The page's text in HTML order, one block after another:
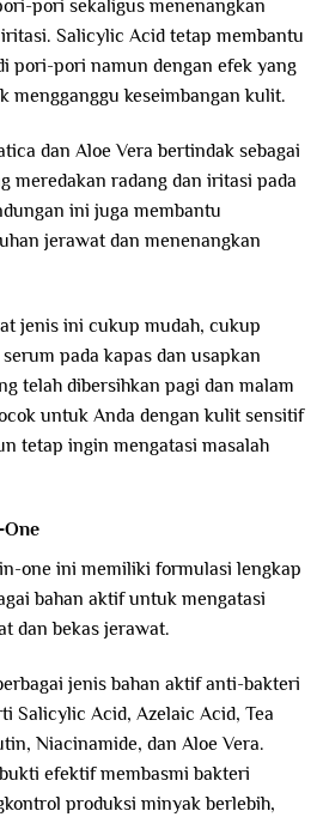
pori sekaligus menenangkan
Salicylic Acid tetap membantu
pori-pori namun dengan efek yang
mengganggu keseimbangan kulit.
dan Aloe Vera bertindak sebagai
meredakan radang dan iritasi pada
ini juga membantu
jerawat dan menenangkan
jenis ini cukup mudah, cukup
pada kapas dan usapkan
telah dibersihkan pagi dan malam
untuk Anda dengan kulit sensitif
tetap ingin mengatasi masalah
One
one ini memiliki formulasi lengkap
bahan aktif untuk mengatasi
dan bekas jerawat.
jenis bahan aktif anti-bakteri
Salicylic Acid, Azelaic Acid, Tea
Niacinamide, dan Aloe Vera.
efektif membasmi bakteri
produksi minyak berlebih,